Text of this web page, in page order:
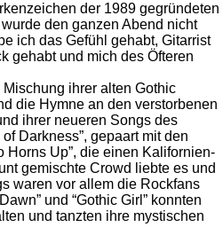
der 1989 gegründeten
den ganzen Abend nicht
ich das Gefühl gehabt, Gitarrist
gehabt und mich des Öfteren
ihrer alten Gothic
die Hymne an den verstorbenen
ihrer neueren Songs des
Darkness”, gepaart mit den
Horns Up”, die einen Kalifornien-
gemischte Crowd liebte es und
waren vor allem die Rockfans
und “Gothic Girl” konnten
und tanzten ihre mystischen